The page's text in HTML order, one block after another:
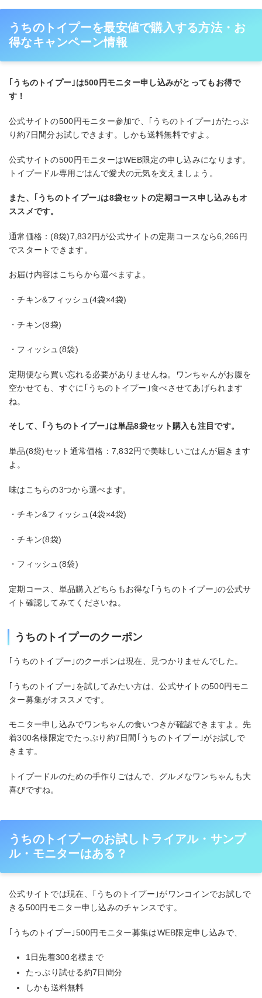
うちのトイプーを最安値で購入する方法・お
得なキャンペーン情報
｢うちのトイプー｣は500円モニター申し込みがとってもお得で
す！
公式サイトの500円モニター参加で、｢うちのトイプー｣がたっぷ
り約7日間分お試しできます。しかも送料無料ですよ。
公式サイトの500円モニターはWEB限定の申し込みになります。
トイプードル専用ごはんで愛犬の元気を支えましょう。
また、｢うちのトイプー｣は8袋セットの定期コース申し込みもオ
ススメです。
通常価格：(8袋)7,832円が公式サイトの定期コースなら6,266円
でスタートできます。
お届け内容はこちらから選べますよ。
・チキン&フィッシュ(4袋×4袋)
・チキン(8袋)
・フィッシュ(8袋)
定期便なら買い忘れる必要がありませんね。ワンちゃんがお腹を
空かせても、すぐに｢うちのトイプー｣食べさせてあげられます
ね。
そして、｢うちのトイプー｣は単品8袋セット購入も注目です。
単品(8袋)セット通常価格：7,832円で美味しいごはんが届きます
よ。
味はこちらの3つから選べます。
・チキン&フィッシュ(4袋×4袋)
・チキン(8袋)
・フィッシュ(8袋)
定期コース、単品購入どちらもお得な｢うちのトイプー｣の公式サ
イト確認してみてくださいね。
うちのトイプーのクーポン
｢うちのトイプー｣のクーポンは現在、見つかりませんでした。
｢うちのトイプー｣を試してみたい方は、公式サイトの500円モニ
ター募集がオススメです。
モニター申し込みでワンちゃんの食いつきが確認できますよ。先
着300名様限定でたっぷり約7日間｢うちのトイプー｣がお試しで
きます。
トイプードルのための手作りごはんで、グルメなワンちゃんも大
喜びですね。
うちのトイプーのお試しトライアル・サンプ
ル・モニターはある？
公式サイトでは現在、｢うちのトイプー｣がワンコインでお試しで
きる500円モニター申し込みのチャンスです。
｢うちのトイプー｣500円モニター募集はWEB限定申し込みで、
1日先着300名様まで
たっぷり試せる約7日間分
しかも送料無料